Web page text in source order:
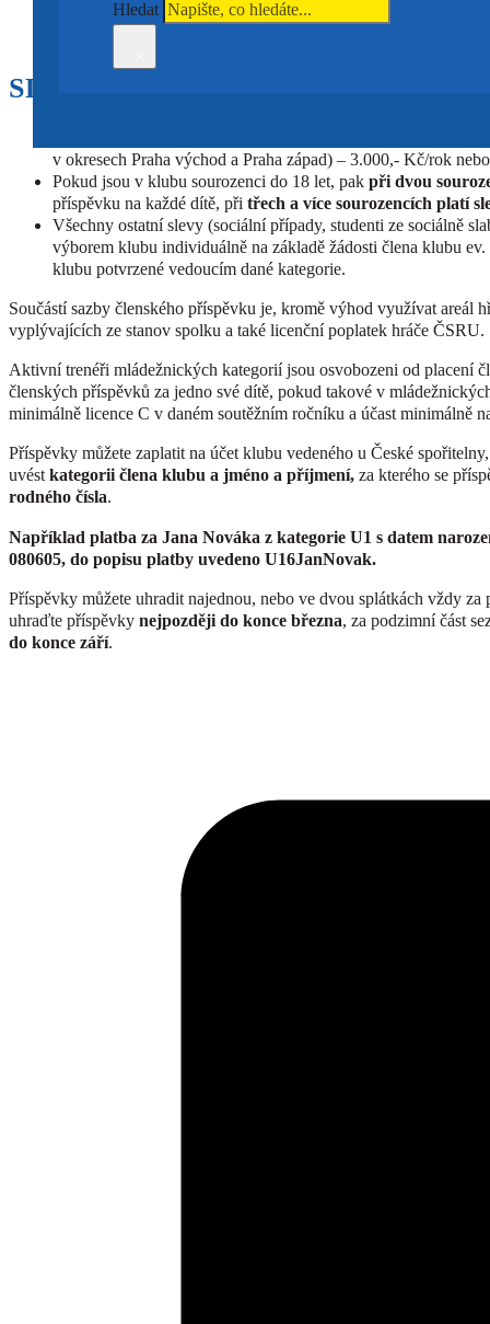
Hledat
Členové skupiny Touch Rugby– 4.000,- Kč/rok nebo
SLEVY:
v okresech Praha východ a Praha západ) – 3.000,- Kč/rok
Pokud jsou v klubu sourozenci do 18 let, pak při dvou
příspěvku na každé dítě, při třech a více sourozencích platí
Všechny ostatní slevy (sociální případy, studenti ze sociálně
výborem klubu individuálně na základě žádosti člena klubu
klubu potvrzené vedoucím dané kategorie.
Součástí sazby členského příspěvku je, kromě výhod využívat areál
vyplývajících ze stanov spolku a také licenční poplatek hráče ČSRU.
Aktivní trenéři mládežnických kategorií jsou osvobozeni od placení
členských příspěvků za jedno své dítě, pokud takové v
minimálně licence C v daném soutěžním ročníku a účast minimálně
Příspěvky můžete zaplatit na účet klubu vedeného u České
uvéstkategorii člena klubu a jméno a příjmení, za kterého se
rodného čísla.
Například platba za Jana Nováka z kategorie U1 s datem
080605, do popisu platby uvedeno U16JanNovak.
Příspěvky můžete uhradit najednou, nebo ve dvou splátkách vždy
uhraďte příspěvky nejpozději do konce března, za podzimní část
do konce září.